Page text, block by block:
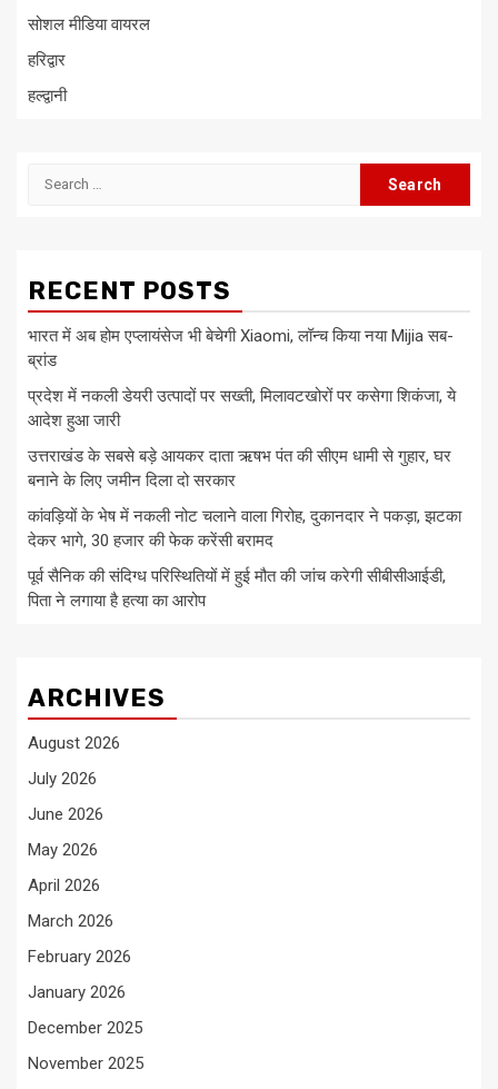
सोशल मीडिया वायरल
हरिद्वार
हल्द्वानी
Search
RECENT POSTS
भारत में अब होम एप्लायंसेज भी बेचेगी Xiaomi, लॉन्च किया नया Mijia सब-
ब्रांड
प्रदेश में नकली डेयरी उत्पादों पर सख्ती, मिलावटखोरों पर कसेगा शिकंजा, ये
आदेश हुआ जारी
उत्तराखंड के सबसे बड़े आयकर दाता ऋषभ पंत की सीएम धामी से गुहार, घर
बनाने के लिए जमीन दिला दो सरकार
कांवड़ियों के भेष में नकली नोट चलाने वाला गिरोह, दुकानदार ने पकड़ा, झटका
देकर भागे, 30 हजार की फेक करेंसी बरामद
पूर्व सैनिक की संदिग्ध परिस्थितियों में हुई मौत की जांच करेगी सीबीसीआईडी,
पिता ने लगाया है हत्या का आरोप
ARCHIVES
August 2026
July 2026
June 2026
May 2026
April 2026
March 2026
February 2026
January 2026
December 2025
November 2025